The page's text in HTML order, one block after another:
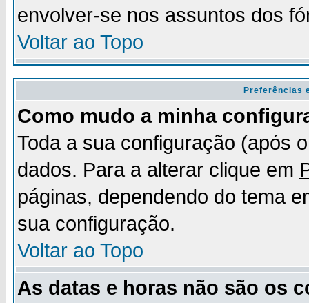
envolver-se nos assuntos dos
Voltar ao Topo
Preferências
Como mudo a minha
Toda a sua configuração (após
dados. Para a alterar clique em
páginas, dependendo do tema
sua configuração.
Voltar ao Topo
As datas e horas não são os